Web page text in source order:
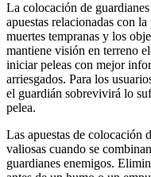
La colocación de
apuestas relacionadas con
muertes tempranas y los
mantiene visión en terreno
iniciar peleas con mejor
arriesgados. Para los
el guardián sobrevivirá lo
pelea.
Las apuestas de colocación
valiosas cuando se
guardianes enemigos.